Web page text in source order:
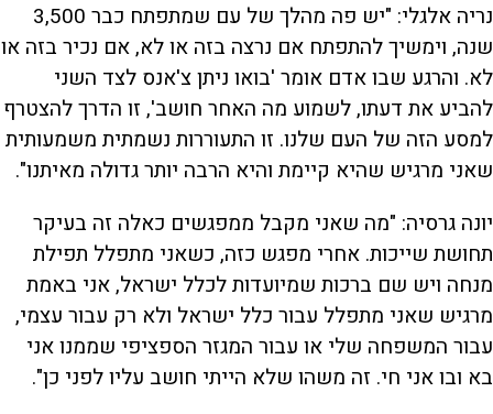
נריה אלגלי: "יש פה מהלך של עם שמתפתח כבר 3,500
שנה, וימשיך להתפתח אם נרצה בזה או לא, אם נכיר בזה או
לא. והרגע שבו אדם אומר 'בואו ניתן צ'אנס לצד השני
להביע את דעתו, לשמוע מה האחר חושב', זו הדרך להצטרף
למסע הזה של העם שלנו. זו התעוררות נשמתית משמעותית
שאני מרגיש שהיא קיימת והיא הרבה יותר גדולה מאיתנו".
יונה גרסיה: "מה שאני מקבל ממפגשים כאלה זה בעיקר
תחושת שייכות. אחרי מפגש כזה, כשאני מתפלל תפילת
מנחה ויש שם ברכות שמיועדות לכלל ישראל, אני באמת
מרגיש שאני מתפלל עבור כלל ישראל ולא רק עבור עצמי,
עבור המשפחה שלי או עבור המגזר הספציפי שממנו אני
בא ובו אני חי. זה משהו שלא הייתי חושב עליו לפני כן".